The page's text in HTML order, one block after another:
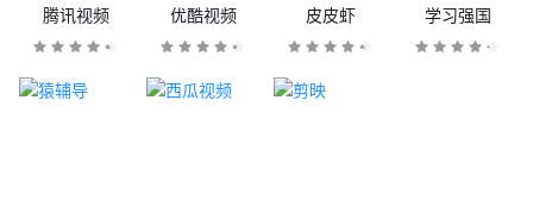
腾讯视频 优酷视频 皮皮虾 学习强国